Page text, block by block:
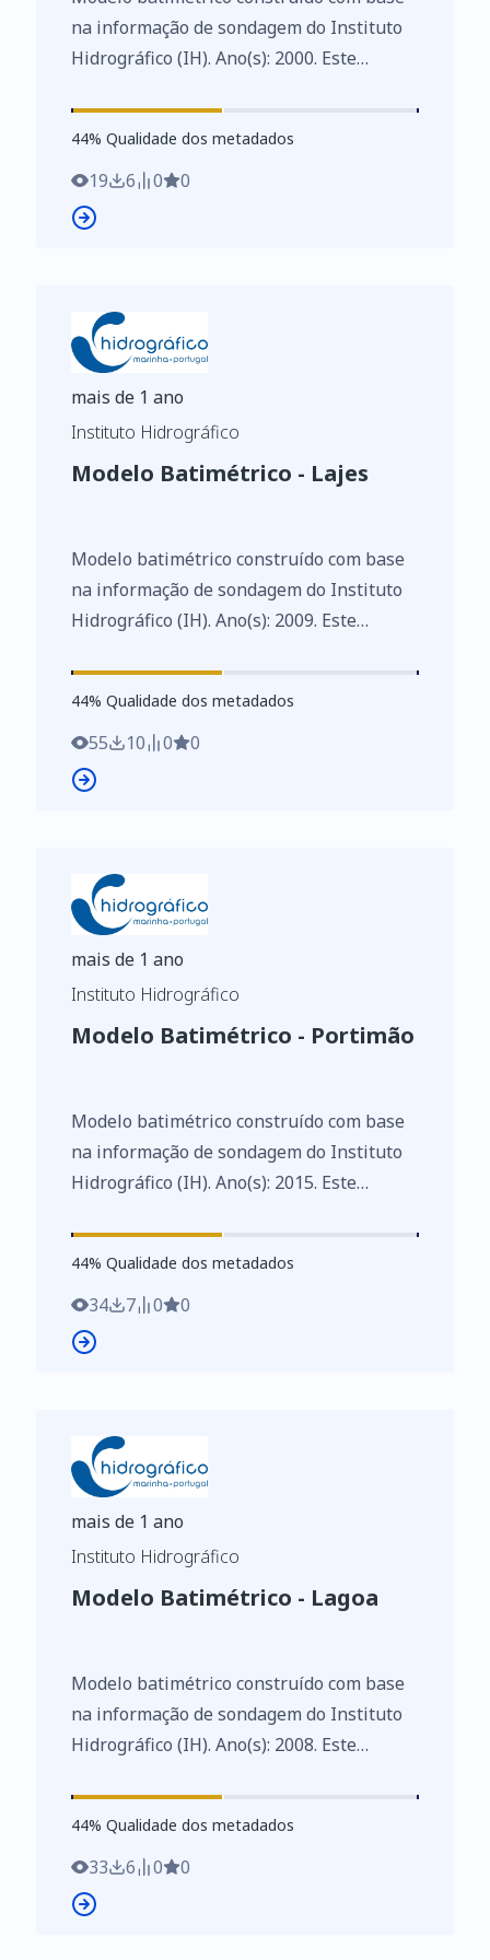
na informação de sondagem do Instituto
Hidrográfico (IH). Ano(s): 2000. Este
de Dados de Elevado Valor/HVD
identificados de acordo com o
Regulamento de Execução n.º 2023/138 da
Diretiva (UE) 2019/1024, relativa aos
44%
44% Qualidade dos metadados
19 6 0 0
mais de 1 ano
Instituto Hidrográfico
Modelo Batimétrico - Lajes
Modelo batimétrico construído com base
na informação de sondagem do Instituto
Hidrográfico (IH). Ano(s): 2009. Este
de Dados de Elevado Valor/HVD
identificados de acordo com o
Regulamento de Execução n.º 2023/138 da
Diretiva (UE) 2019/1024, relativa aos
44%
44% Qualidade dos metadados
55 10 0 0
mais de 1 ano
Instituto Hidrográfico
Modelo Batimétrico - Portimão
Modelo batimétrico construído com base
na informação de sondagem do Instituto
Hidrográfico (IH). Ano(s): 2015. Este
de Dados de Elevado Valor/HVD
identificados de acordo com o
Regulamento de Execução n.º 2023/138 da
Diretiva (UE) 2019/1024, relativa aos
44%
44% Qualidade dos metadados
34 7 0 0
mais de 1 ano
Instituto Hidrográfico
Modelo Batimétrico - Lagoa
Modelo batimétrico construído com base
na informação de sondagem do Instituto
Hidrográfico (IH). Ano(s): 2008. Este
de Dados de Elevado Valor/HVD
identificados de acordo com o
Regulamento de Execução n.º 2023/138 da
Diretiva (UE) 2019/1024, relativa aos
44%
44% Qualidade dos metadados
33 6 0 0